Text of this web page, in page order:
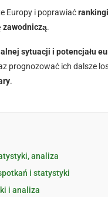
Europy i poprawiać
zawodniczą.
sytuacji i potencjału
prognozować ich dalsze
.
analiza
i statystyki
i analiza